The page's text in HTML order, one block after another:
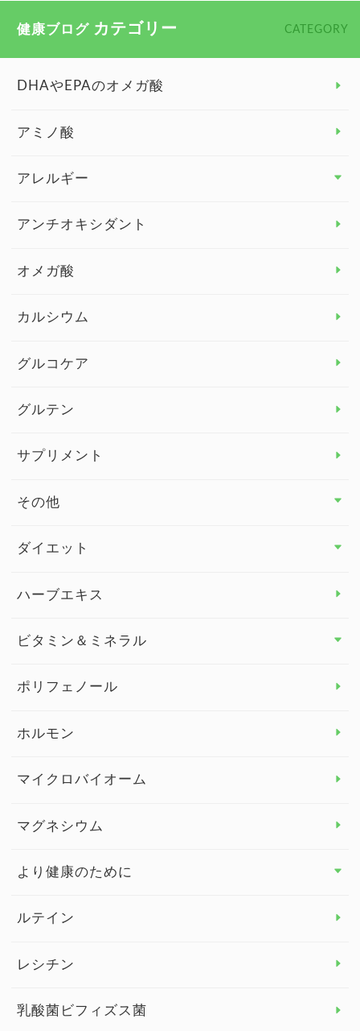
健康ブログ カテゴリー CATEGORY
DHAやEPAのオメガ酸
アミノ酸
アレルギー
アレルギー トップ
アンチオキシダント
オメガ酸
カルシウム
グルコケア
グルテン
サプリメント
その他
その他 トップ
健康セミナー
ダイエット
ダイエット トップ
ハーブエキス
ビタミン＆ミネラル
ビタミン＆ミネラル トップ
ビタミンE
ポリフェノール
ホルモン
マイクロバイオーム
マグネシウム
より健康のために
より健康のために トップ
ルテイン
レシチン
乳酸菌ビフィズス菌